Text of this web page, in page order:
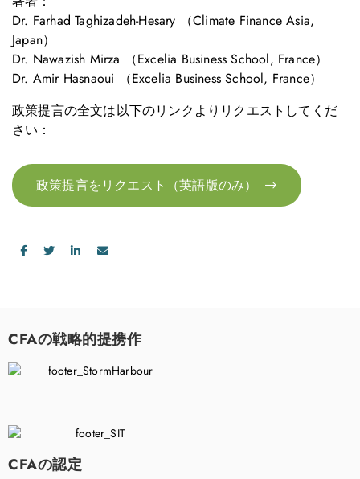
Dr. Farhad Taghizadeh-Hesary （Climate Finance Asia,
Japan）
Dr. Nawazish Mirza （Excelia Business School, France）
Dr. Amir Hasnaoui （Excelia Business School, France）
政策提言の全文は以下のリンクよりリクエストしてくだ
さい：
政策提言をリクエスト（英語版のみ）
CFAの戦略的提携作
CFAの認定